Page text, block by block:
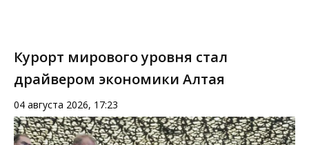
Курорт мирового уровня стал
драйвером экономики Алтая
04 августа 2026, 17:23